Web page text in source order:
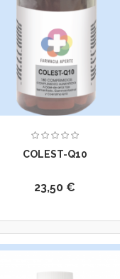
COLEST-Q10
23,50 €